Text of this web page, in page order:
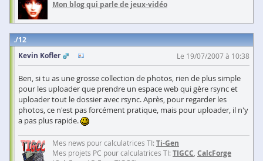
Mon blog qui parle de jeux-vidéo
12
Kevin Kofler
Le 19/07/2007 à 10:38
Ben, si tu as une grosse collection de photos, rien de plus simple
pour les uploader que prendre un espace web qui gère rsync et
uploader tout le dossier avec rsync. Après, pour regarder les
photos, ce n'est pas forcément pratique, mais pour uploader, il n'y
a pas plus rapide.
Mes news pour calculatrices TI: Ti-Gen
Mes projets PC pour calculatrices TI: TIGCC CalcForge